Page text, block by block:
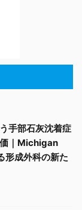
手部石灰沈着症
｜Michigan
成外科の新た